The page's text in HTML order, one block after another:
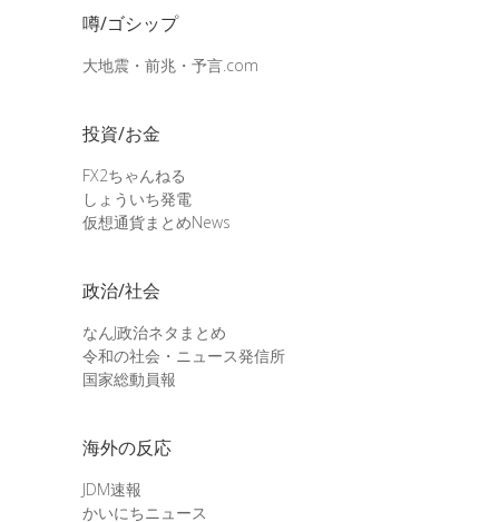
噂/ゴシップ
大地震・前兆・予言.com
投資/お金
FX2ちゃんねる
しょういち発電
仮想通貨まとめNews
政治/社会
なんJ政治ネタまとめ
令和の社会・ニュース発信所
国家総動員報
海外の反応
JDM速報
かいにちニュース